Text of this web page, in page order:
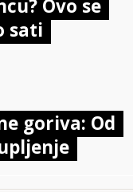
Ovo se
sati
goriva: Od